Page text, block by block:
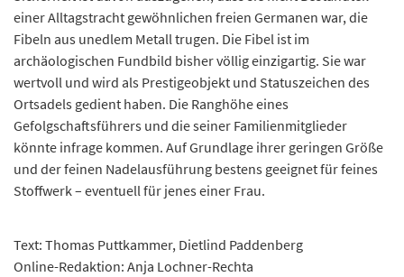
einer Alltagstracht gewöhnlichen freien Germanen war, die
Fibeln aus unedlem Metall trugen. Die Fibel ist im
archäologischen Fundbild bisher völlig einzigartig. Sie war
wertvoll und wird als Prestigeobjekt und Statuszeichen des
Ortsadels gedient haben. Die Ranghöhe eines
Gefolgschaftsführers und die seiner Familienmitglieder
könnte infrage kommen. Auf Grundlage ihrer geringen Größe
und der feinen Nadelausführung bestens geeignet für feines
Stoffwerk – eventuell für jenes einer Frau.
Text: Thomas Puttkammer, Dietlind Paddenberg
Online-Redaktion: Anja Lochner-Rechta